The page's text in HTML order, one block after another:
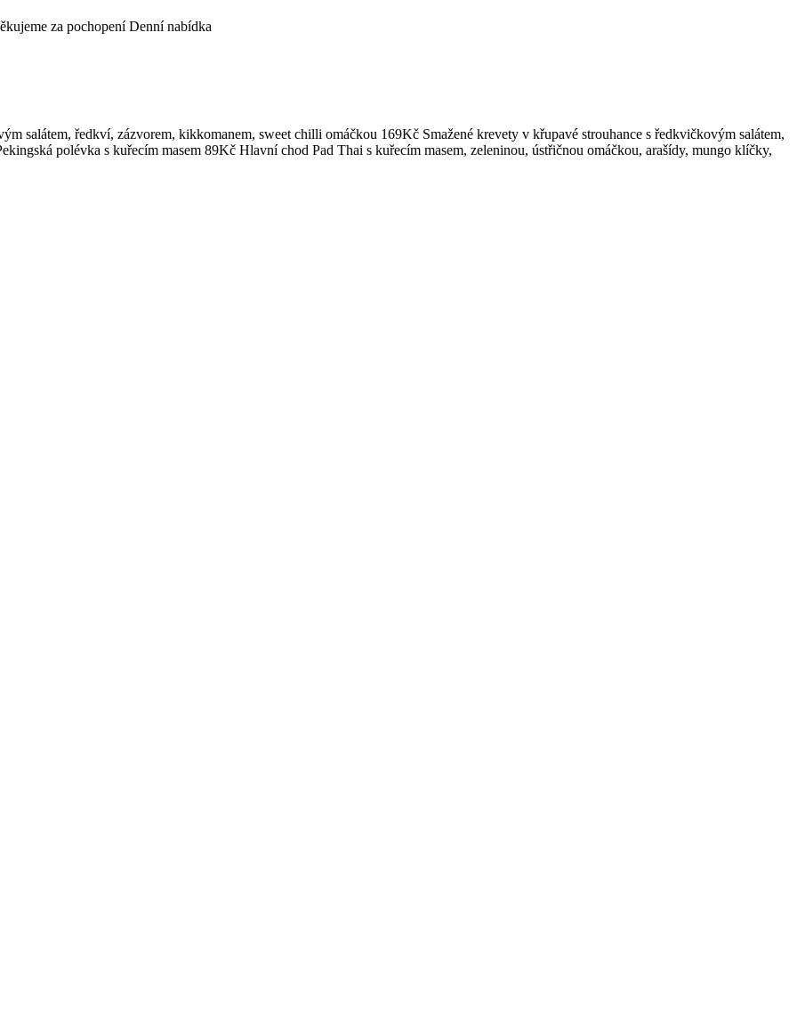
za pochopení Denní nabídka
salátem, ředkví, zázvorem, kikkomanem, sweet chilli omáčkou 169Kč Smažené krevety v křupavé strouhance s ředkvičkovým salátem,
polévka s kuřecím masem 89Kč Hlavní chod Pad Thai s kuřecím masem, zeleninou, ústřičnou omáčkou, arašídy, mungo klíčky,